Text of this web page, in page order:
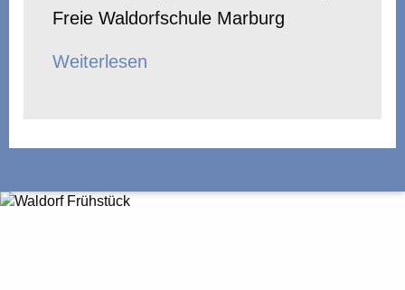
Freie Waldorfschule Marburg
Weiterlesen